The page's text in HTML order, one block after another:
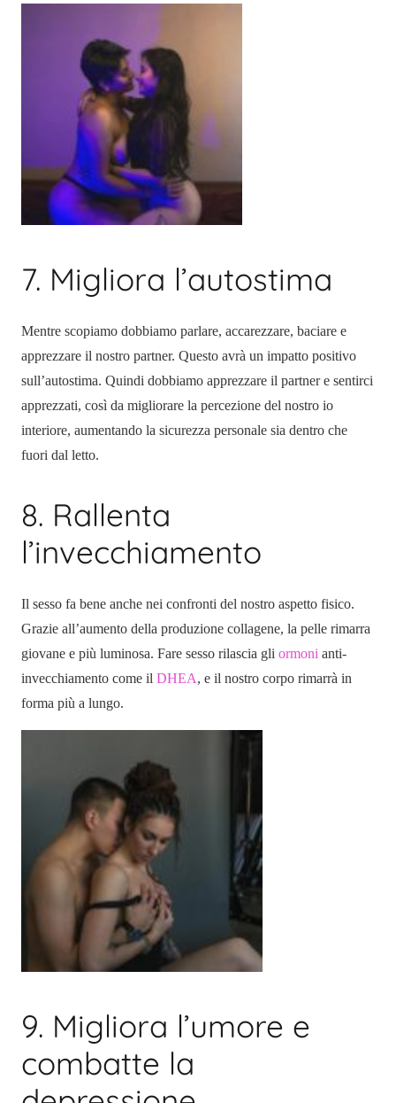
7. Migliora l’autostima
Mentre scopiamo dobbiamo parlare, accarezzare, baciare e
apprezzare il nostro partner. Questo avrà un impatto positivo
sull’autostima. Quindi dobbiamo apprezzare il partner e sentirci
apprezzati, così da migliorare la percezione del nostro io
interiore, aumentando la sicurezza personale sia dentro che
fuori dal letto.
8. Rallenta
l’invecchiamento
Il sesso fa bene anche nei confronti del nostro aspetto fisico.
Grazie all’aumento della produzione collagene, la pelle rimarra
giovane e più luminosa. Fare sesso rilascia gli ormoni anti-
invecchiamento come il DHEA, e il nostro corpo rimarrà in
forma più a lungo.
9. Migliora l’umore e
combatte la